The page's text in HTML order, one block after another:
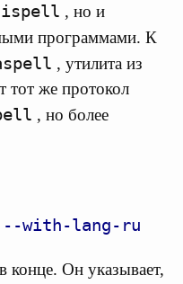
ispell , но и
программами. К
, утилита из
тот же протокол
, но более
--with-lang-ru
конце. Он указывает,